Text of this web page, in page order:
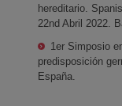
hereditario.
22nd Abril 2022.
1er Simposio
predisposición
España.